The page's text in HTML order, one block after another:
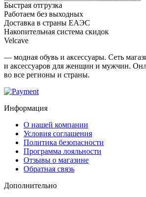
Быстрая отгрузка
Работаем без выходных
Доставка в страны ЕАЭС
Накопительная система скидок
Velcave
— модная обувь и аксессуары. Сеть
и аксессуаров для женщин и мужчин.
во все регионы и страны.
Информация
О нашей компании
Условия соглашения
Политика безопасности
Программа лояльности
Отзывы о магазине
Обратная связь
Дополнительно